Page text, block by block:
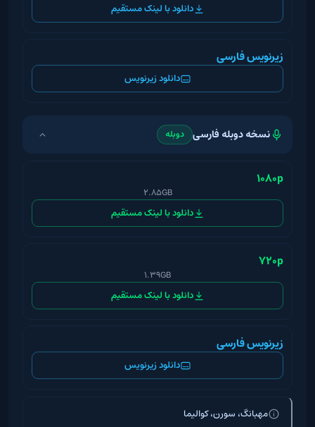
دانلود با لینک مستقیم
زیرنویس فارسی
دانلود زیرنویس
نسخه دوبله فارسی دوبله
1080p
2.85GB
دانلود با لینک مستقیم
720p
1.39GB
دانلود با لینک مستقیم
زیرنویس فارسی
دانلود زیرنویس
مهبانگ، سورن، کوالیما